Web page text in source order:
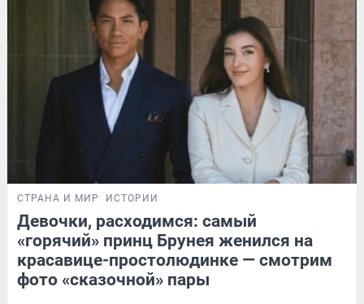
СТРАНА И МИР ИСТОРИИ
Девочки, расходимся: самый
«горячий» принц Брунея женился на
красавице-простолюдинке — смотрим
фото «сказочной» пары